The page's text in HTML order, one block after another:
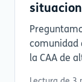
comunidad
la CAA de